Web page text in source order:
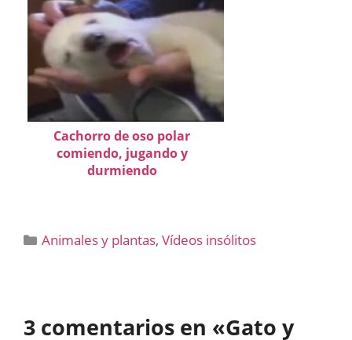
Cachorro de oso polar
comiendo, jugando y
durmiendo
Categorías
Animales y plantas,Vídeos insólitos
3 comentarios en «Gato y